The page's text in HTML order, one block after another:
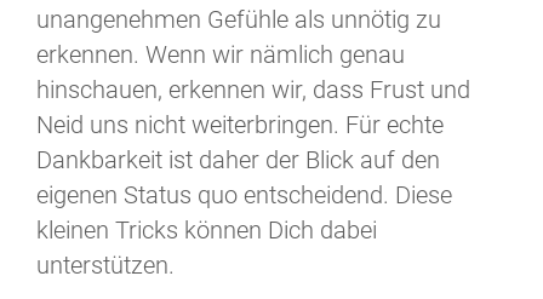
unangenehmen Gefühle als unnötig zu
erkennen. Wenn wir nämlich genau
hinschauen, erkennen wir, dass Frust und
Neid uns nicht weiterbringen. Für echte
Dankbarkeit ist daher der Blick auf den
eigenen Status quo entscheidend. Diese
kleinen Tricks können Dich dabei
unterstützen.